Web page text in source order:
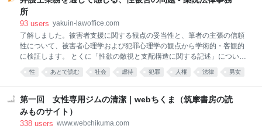
報告書は、学校が船長にす
翌朝になると、その愉快さの利子まで取り立てられ
る。 しかも酒は高くなった。 氷河期世代のITエンジニ
ではない。給料が特別に増えたわけでもなく、将来に
対する不安だけは年齢とともに増えている。その不安
を消すための酒にまで金を払わねばならない。 そし
て、もっと始末が悪いのは、酔っているときでさえ不
「悪かったのは自分で
所
93 users yakuin-lawoffice.com
了解しました。被害者支援に関する観点の妥当性と、筆者の主張の信頼
性について、被害者心理学および犯罪心理学の観点から学術的・客観的
に検証します。 とくに「性欲の敵視と支配構造に関する記述」について
も、心理学的・倫理的妥当性を含めて評価を行います。一般読者向けの
文体で、内容は厳密かつ丁寧に構成し、必要に応じて海外の信頼できる
す。 性被害に関する弁護士の視点を心理学・犯罪学から検証 序論
(Introduction) リンク先の記事「弁護士業務を通じて感じる、性被害の問
題」は、刑事弁護に携わる弁護士が自身の業務を通じて感じた性犯罪被
性 あとで読む 社会 虐待 犯罪 人権 法律 男女
第一回 女性専用ジムの清潔｜webちくま（筑摩書房の読
みものサイト）
338 users www.webchikuma.com